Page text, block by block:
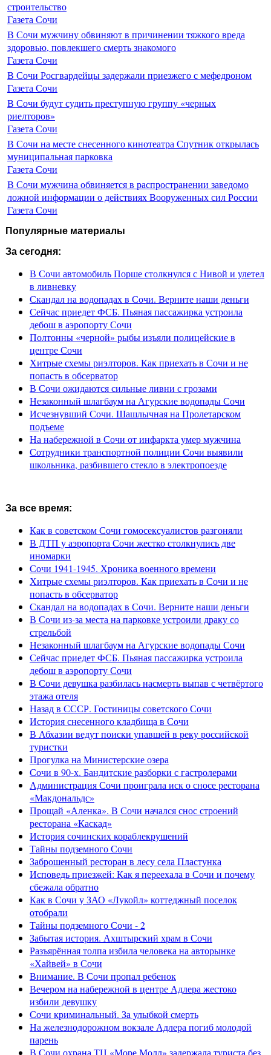
строительство
Газета Сочи
В Сочи мужчину обвиняют в причинении тяжкого вреда
здоровью, повлекшего смерть знакомого
Газета Сочи
В Сочи Росгвардейцы задержали приезжего с мефедроном
Газета Сочи
В Сочи будут судить преступную группу «черных
риелторов»
Газета Сочи
В Сочи на месте снесенного кинотеатра Спутник открылась
муниципальная парковка
Газета Сочи
В Сочи мужчина обвиняется в распространении заведомо
ложной информации о действиях Вооруженных сил России
Газета Сочи
Популярные материалы
За сегодня:
В Сочи автомобиль Порше столкнулся с Нивой и улетел
в ливневку
Скандал на водопадах в Сочи. Верните наши деньги
Сейчас приедет ФСБ. Пьяная пассажирка устроила
дебош в аэропорту Сочи
Полтонны «черной» рыбы изъяли полицейские в
центре Сочи
Хитрые схемы риэлторов. Как приехать в Сочи и не
попасть в обсерватор
В Сочи ожидаются сильные ливни с грозами
Незаконный шлагбаум на Агурские водопады Сочи
Исчезнувший Сочи. Шашлычная на Пролетарском
подъеме
На набережной в Сочи от инфаркта умер мужчина
Сотрудники транспортной полиции Сочи выявили
школьника, разбившего стекло в электропоезде
За все время:
Как в советском Сочи гомосексуалистов разгоняли
В ДТП у аэропорта Сочи жестко столкнулись две
иномарки
Сочи 1941-1945. Хроника военного времени
Хитрые схемы риэлторов. Как приехать в Сочи и не
попасть в обсерватор
Скандал на водопадах в Сочи. Верните наши деньги
В Сочи из-за места на парковке устроили драку со
стрельбой
Незаконный шлагбаум на Агурские водопады Сочи
Сейчас приедет ФСБ. Пьяная пассажирка устроила
дебош в аэропорту Сочи
В Сочи девушка разбилась насмерть выпав с четвёртого
этажа отеля
Назад в СССР. Гостиницы советского Сочи
История снесенного кладбища в Сочи
В Абхазии ведут поиски упавшей в реку российской
туристки
Прогулка на Министерские озера
Сочи в 90-х. Бандитские разборки с гастролерами
Администрация Сочи проиграла иск о сносе ресторана
«Макдональдс»
Прощай «Аленка». В Сочи начался снос строений
ресторана «Каскад»
История сочинских кораблекрушений
Тайны подземного Сочи
Заброшенный ресторан в лесу села Пластунка
Исповедь приезжей: Как я переехала в Сочи и почему
сбежала обратно
Как в Сочи у ЗАО «Лукойл» коттеджный поселок
отобрали
Тайны подземного Сочи - 2
Забытая история. Ахштырский храм в Сочи
Разъярённая толпа избила человека на авторынке
«Хайвей» в Сочи
Внимание. В Сочи пропал ребенок
Вечером на набережной в центре Адлера жестоко
избили девушку
Сочи криминальный. За улыбкой смерть
На железнодорожном вокзале Адлера погиб молодой
парень
В Сочи охрана ТЦ «Море Молл» задержала туриста без